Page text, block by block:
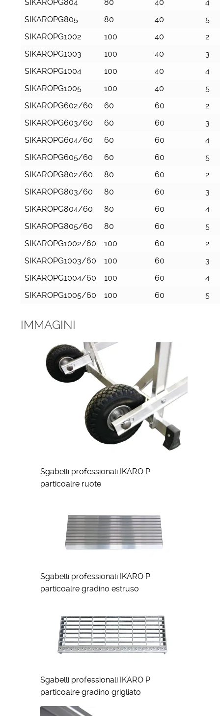
SIKAROPG804 80 40
4
SIKAROPG805
80 40
5
SIKAROPG1002
100 40
2
SIKAROPG1003
100 40
3
SIKAROPG1004
100 40
4
SIKAROPG1005
100 40
5
SIKAROPG602/60
60 60
2
SIKAROPG603/60
60 60
3
SIKAROPG604/60
60 60
4
SIKAROPG605/60
60 60
5
SIKAROPG802/60
80 60
2
SIKAROPG803/60
80 60
3
SIKAROPG804/60
80 60
4
SIKAROPG805/60
80 60
5
SIKAROPG1002/60
100 60
2
SIKAROPG1003/60
100 60
3
SIKAROPG1004/60
100 60
4
SIKAROPG1005/60
100 60 5
IMMAGINI
Sgabelli professionali IKARO P
particoalre ruote
Sgabelli professionali IKARO P
particoalre gradino estruso
Sgabelli professionali IKARO P
particoalre gradino grigliato